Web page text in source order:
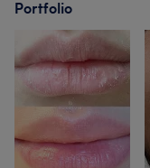
Portfolio